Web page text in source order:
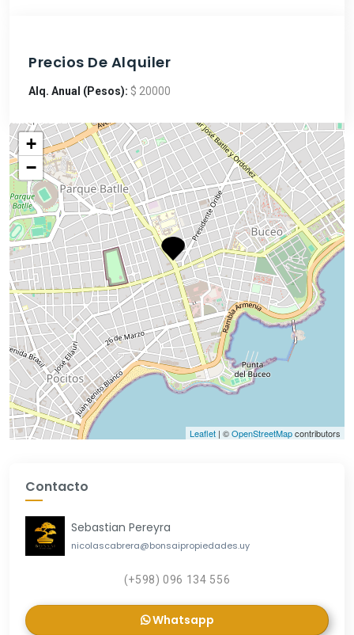
Precios De Alquiler
Alq. Anual (Pesos): $ 20000
+
−
Leaflet | ©OpenStreetMapcontributors
Contacto
Sebastian Pereyra
nicolascabrera@bonsaipropiedades.uy
(+598) 096 134 556
Whatsapp